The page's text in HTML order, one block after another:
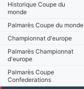
Historique Coupe du
monde
Palmarès Coupe du monde
Championnat d'europe
Palmarès Championnat
d'europe
Palmarès Coupe
Confederations